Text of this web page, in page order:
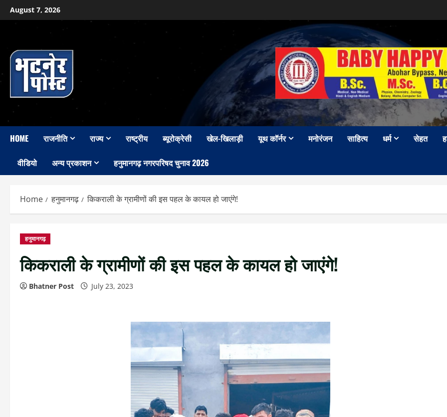
Skip
to
August 7, 2026
HOME राजनीति राज्य राष्ट्रीय ब्यूरोक्रेसी खेल-खिलाड़ी यूथ कॉर्नर मनोरंजन साहित्य धर्म सेहत
वीडियो अन्य प्रकाशन हनुमानगढ़ नगरपरिषद चुनाव 2026
Home हनुमानगढ़ किकराली के ग्रामीणों की इस पहल के कायल हो जाएंगे!
हनुमानगढ़
किकराली के ग्रामीणों की इस पहल के कायल हो जाएंगे!
Bhatner Post July 23, 2023